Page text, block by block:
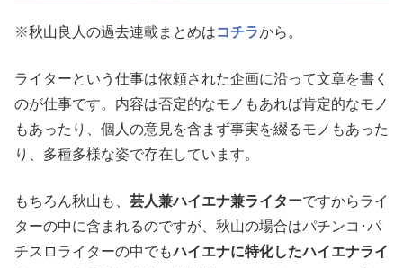
※秋山良人の過去連載まとめはコチラから。
ライターという仕事は依頼された企画に沿って文章を書く
のが仕事です。内容は否定的なモノもあれば肯定的なモノ
もあったり、個人の意見を含まず事実を綴るモノもあった
り、多種多様な姿で存在しています。
もちろん秋山も、 芸人兼ハイエナ兼ライターですからライ
ターの中に含まれるのですが、秋山の場合はパチンコ･パ
チスロライターの中でもハイエナに特化したハイエナライ